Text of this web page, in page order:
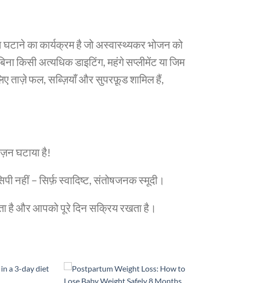
का कार्यक्रम है जो अस्वास्थ्यकर भोजन को
किसी अत्यधिक डाइटिंग, महंगे सप्लीमेंट या जिम
ताज़े फल, सब्ज़ियाँ और सुपरफ़ूड शामिल हैं,
घटाया है!
नहीं – सिर्फ़ स्वादिष्ट, संतोषजनक स्मूदी।
है और आपको पूरे दिन सक्रिय रखता है।